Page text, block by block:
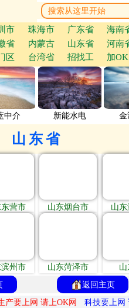
市 珠海市 广东省 海南
省 内蒙古 山东省 河南
区 台湾省 招找工 加OK
中介 新能水电 金
山东省
营市 山东烟台市 山
州市 山东菏泽市
返回主页
产要上网 请上OK网 科技要上网